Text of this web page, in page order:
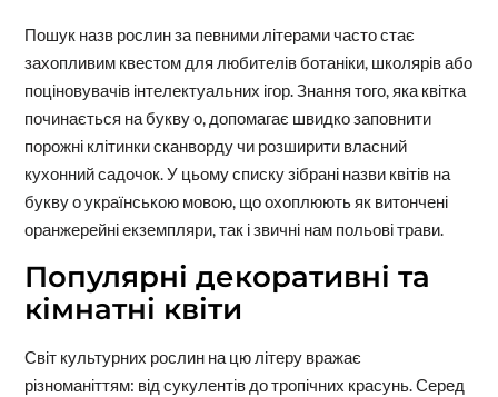
Пошук назв рослин за певними літерами часто стає
захопливим квестом для любителів ботаніки, школярів або
поціновувачів інтелектуальних ігор. Знання того, яка квітка
починається на букву о, допомагає швидко заповнити
порожні клітинки сканворду чи розширити власний
кухонний садочок. У цьому списку зібрані назви квітів на
букву о українською мовою, що охоплюють як витончені
оранжерейні екземпляри, так і звичні нам польові трави.
Популярні декоративні та
кімнатні квіти
Світ культурних рослин на цю літеру вражає
різноманіттям: від сукулентів до тропічних красунь. Серед